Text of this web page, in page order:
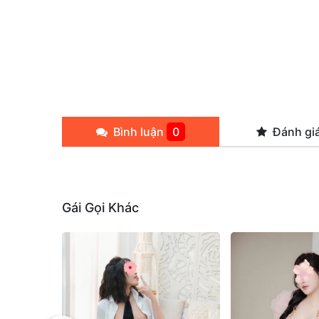
Bình luận 0 Đánh
Gái Gọi Khác